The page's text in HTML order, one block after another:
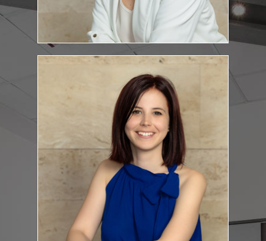
Kanyó Csilla
Személyi asszisztens
E-mail cím:
kanyo.csilla@feketeugyvediiroda.hu